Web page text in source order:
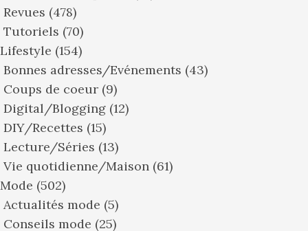
Revues (478)
Tutoriels (70)
Lifestyle (154)
Bonnes adresses/Evénements (43)
Coups de coeur (9)
Digital/Blogging (12)
DIY/Recettes (15)
Lecture/Séries (13)
Vie quotidienne/Maison (61)
Mode (502)
Actualités mode (5)
Conseils mode (25)